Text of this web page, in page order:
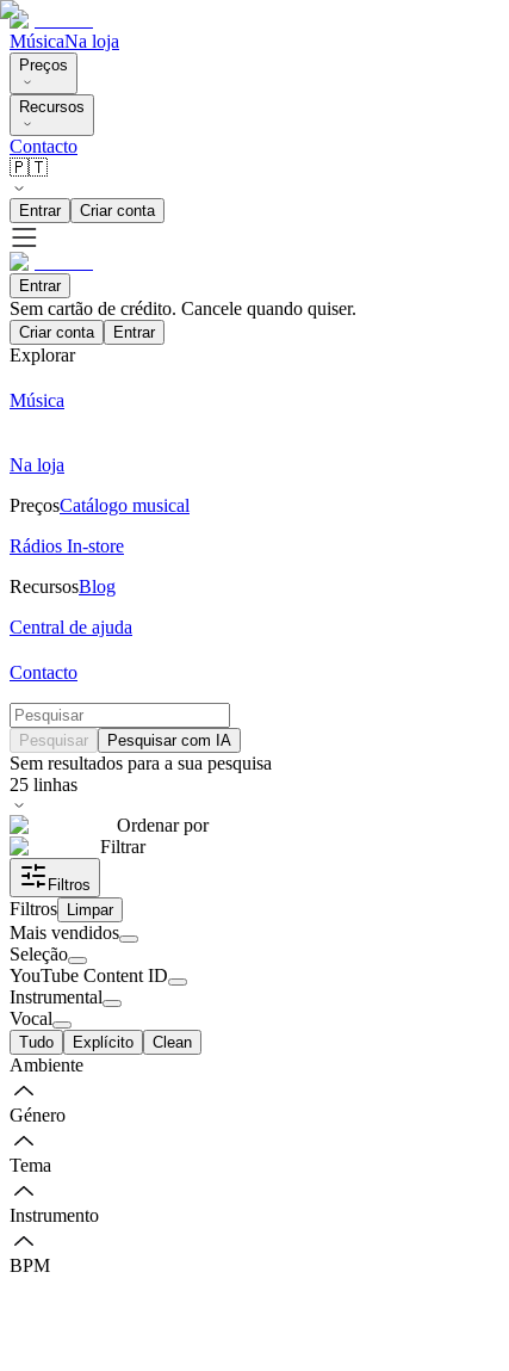
MúsicaNa loja
Preços
Recursos
Contacto
🇵🇹
Entrar Criar conta
Entrar
Sem cartão de crédito. Cancele quando quiser.
Criar conta Entrar
Explorar
Música
Na loja
PreçosCatálogo musical
Rádios In-store
RecursosBlog
Central de ajuda
Contacto
Pesquisar Pesquisar com IA
Sem resultados para a sua pesquisa
25 linhas
Ordenar por
Filtrar
Filtros
Filtros Limpar
Mais vendidos
Seleção
YouTube Content ID
Instrumental
Vocal
Tudo Explícito Clean
Ambiente
Género
Tema
Instrumento
BPM